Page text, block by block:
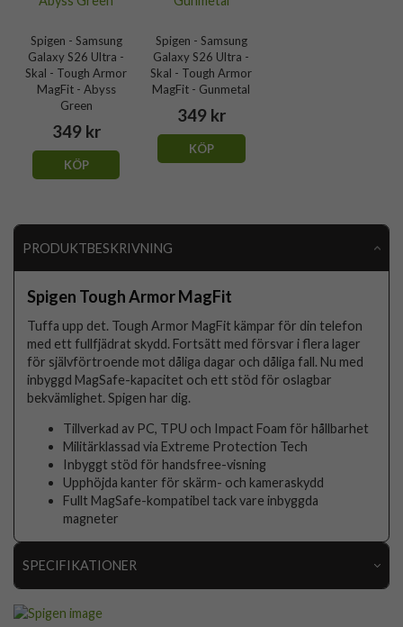
Spigen - Samsung
Galaxy S26 Ultra -
Skal - Tough Armor
MagFit - Abyss
Green
349 kr
KÖP
Spigen - Samsung
Galaxy S26 Ultra -
Skal - Tough Armor
MagFit - Gunmetal
349 kr
KÖP
PRODUKTBESKRIVNING
Spigen Tough Armor MagFit
Tuffa upp det. Tough Armor MagFit kämpar för din telefon
med ett fullfjädrat skydd. Fortsätt med försvar i flera lager
för självförtroende mot dåliga dagar och dåliga fall. Nu med
inbyggd MagSafe-kapacitet och ett stöd för oslagbar
bekvämlighet. Spigen har dig.
Tillverkad av PC, TPU och Impact Foam för hållbarhet
Militärklassad via Extreme Protection Tech
Inbyggt stöd för handsfree-visning
Upphöjda kanter för skärm- och kameraskydd
Fullt MagSafe-kompatibel tack vare inbyggda
magneter
SPECIFIKATIONER